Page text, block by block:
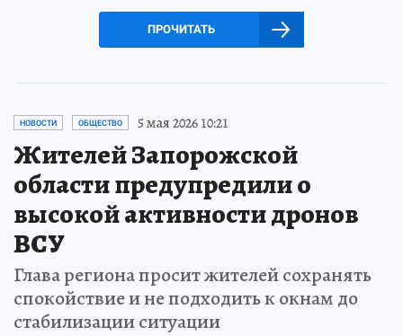
ПРОЧИТАТЬ
НОВОСТИ ОБЩЕСТВО 5 мая 2026 10:21
Жителей Запорожской
области предупредили о
высокой активности дронов
ВСУ
Глава региона просит жителей сохранять
спокойствие и не подходить к окнам до
стабилизации ситуации